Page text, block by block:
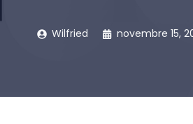
Wilfried novembre 15,